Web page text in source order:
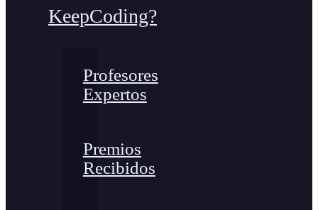
KeepCoding?
Profesores
Expertos
Premios
Recibidos